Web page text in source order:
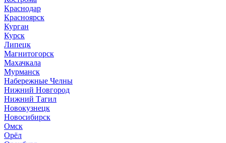
Краснодар
Красноярск
Курган
Курск
Липецк
Магнитогорск
Махачкала
Мурманск
Набережные Челны
Нижний Новгород
Нижний Тагил
Новокузнецк
Новосибирск
Омск
Орёл